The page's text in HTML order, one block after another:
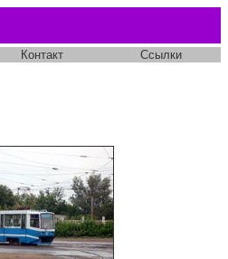
Контакт Ссылки